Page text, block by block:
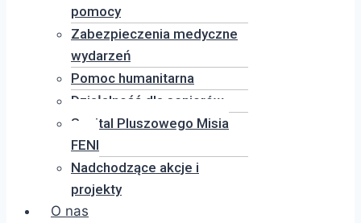
pomocy
Zabezpieczenia medyczne
wydarzeń
Pomoc humanitarna
Działalność dla seniorów
Szpital Pluszowego Misia
FENI
Nadchodzące akcje i
projekty
O nas